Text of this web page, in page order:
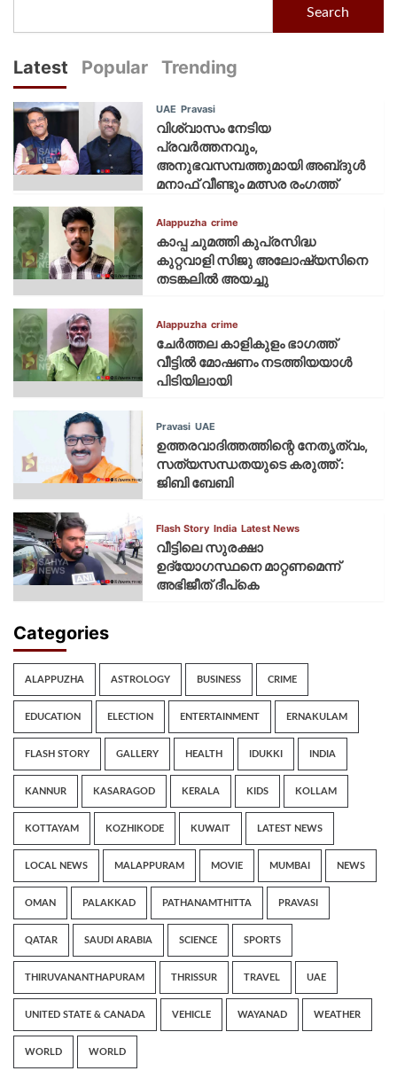
Search
Latest Popular Trending
UAE Pravasi
വിശ്വാസം നേടിയ
പ്രവർത്തനവും,
അനുഭവസമ്പത്തുമായി അബ്‌ദുൾ
മനാഫ് വീണ്ടും മത്സര രംഗത്ത്
Alappuzha crime
കാപ്പ ചുമത്തി കുപ്രസിദ്ധ
കുറ്റവാളി സിജു അലോഷ്യസിനെ
തടങ്കലിൽ അയച്ചു
Alappuzha crime
ചേർത്തല കാളികുളം ഭാഗത്ത്
വീട്ടിൽ മോഷണം നടത്തിയയാൾ
പിടിയിലായി
Pravasi UAE
ഉത്തരവാദിത്തത്തിന്റെ നേതൃത്വം,
സത്യസന്ധതയുടെ കരുത്ത് :
ജിബി ബേബി
Flash Story India Latest News
വീട്ടിലെ സുരക്ഷാ
ഉദ്യോഗസ്ഥനെ മാറ്റണമെന്ന്
അഭിജീത് ദീപ്‌കെ
Categories
ALAPPUZHA ASTROLOGY BUSINESS CRIME
EDUCATION ELECTION ENTERTAINMENT ERNAKULAM
FLASH STORY GALLERY HEALTH IDUKKI INDIA
KANNUR KASARAGOD KERALA KIDS KOLLAM
KOTTAYAM KOZHIKODE KUWAIT LATEST NEWS
LOCAL NEWS MALAPPURAM MOVIE MUMBAI NEWS
OMAN PALAKKAD PATHANAMTHITTA PRAVASI
QATAR SAUDI ARABIA SCIENCE SPORTS
THIRUVANANTHAPURAM THRISSUR TRAVEL UAE
UNITED STATE & CANADA VEHICLE WAYANAD WEATHER
WORLD WORLD